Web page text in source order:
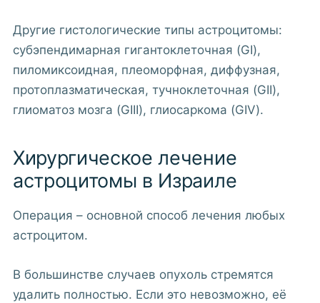
Другие гистологические типы астроцитомы:
субэпендимарная гигантоклеточная (GI),
пиломиксоидная, плеоморфная, диффузная,
протоплазматическая, тучноклеточная (GII),
глиоматоз мозга (GIII), глиосаркома (GIV).
Хирургическое лечение
астроцитомы в Израиле
Операция – основной способ лечения любых
астроцитом.
В большинстве случаев опухоль стремятся
удалить полностью. Если это невозможно, её